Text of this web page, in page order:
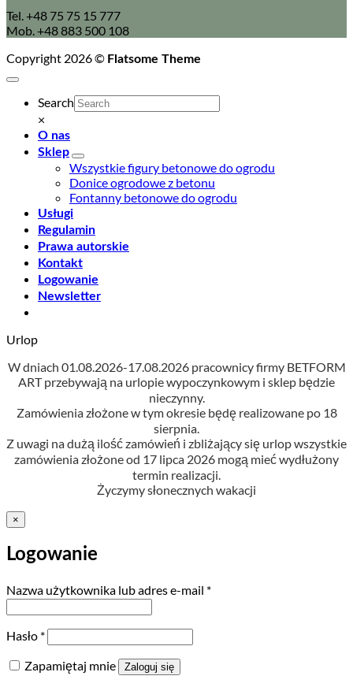
Tel. +48 75 75 15 777
Mob. +48 883 500 108
Copyright 2026 © Flatsome Theme
Search
×
O nas
Sklep
Wszystkie figury betonowe do ogrodu
Donice ogrodowe z betonu
Fontanny betonowe do ogrodu
Usługi
Regulamin
Prawa autorskie
Kontakt
Logowanie
Newsletter
Urlop
W dniach 01.08.2026-17.08.2026 pracownicy firmy BETFORM
ART przebywają na urlopie wypoczynkowym i sklep będzie
nieczynny.
Zamówienia złożone w tym okresie będę realizowane po 18
sierpnia.
Z uwagi na dużą ilość zamówień i zbliżający się urlop wszystkie
zamówienia złożone od 17 lipca 2026 mogą mieć wydłużony
termin realizacji.
Życzymy słonecznych wakacji
×
Logowanie
Nazwa użytkownika lub adres e-mail *Wymagane
Hasło *Wymagane
Zapamiętaj mnie Zaloguj się